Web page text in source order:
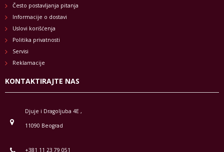
Često postavljanja pitanja
Informacije o dostavi
Uslovi korišćenja
Politika privatnosti
Servisi
Reklamacije
KONTAKTIRAJTE NAS
Djuje i Dragoljuba 4E ,
11090 Beograd
+381 11 23 79 051